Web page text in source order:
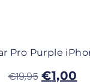
Pro Purple
€19,95 €1,00